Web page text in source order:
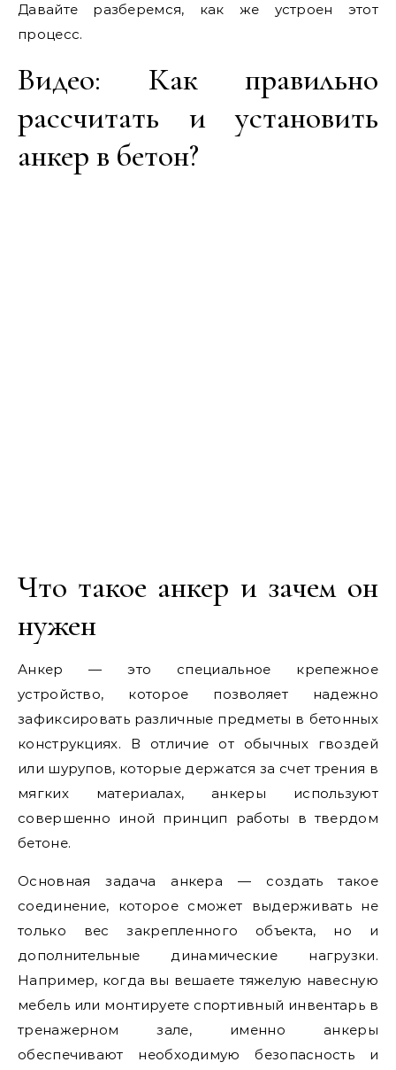
Давайте разберемся, как же устроен этот
процесс.
Видео: Как правильно
рассчитать и установить
анкер в бетон?
Что такое анкер и зачем он
нужен
Анкер — это специальное крепежное
устройство, которое позволяет надежно
зафиксировать различные предметы в бетонных
конструкциях. В отличие от обычных гвоздей
или шурупов, которые держатся за счет трения в
мягких материалах, анкеры используют
совершенно иной принцип работы в твердом
бетоне.
Основная задача анкера — создать такое
соединение, которое сможет выдерживать не
только вес закрепленного объекта, но и
дополнительные динамические нагрузки.
Например, когда вы вешаете тяжелую навесную
мебель или монтируете спортивный инвентарь в
тренажерном зале, именно анкеры
обеспечивают необходимую безопасность и